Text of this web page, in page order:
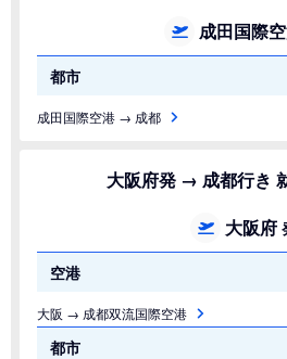
成田国際
都市
成田国際空港 → 成都
大阪府発 → 成都行き
大阪府
空港
大阪 → 成都双流国際空港
都市